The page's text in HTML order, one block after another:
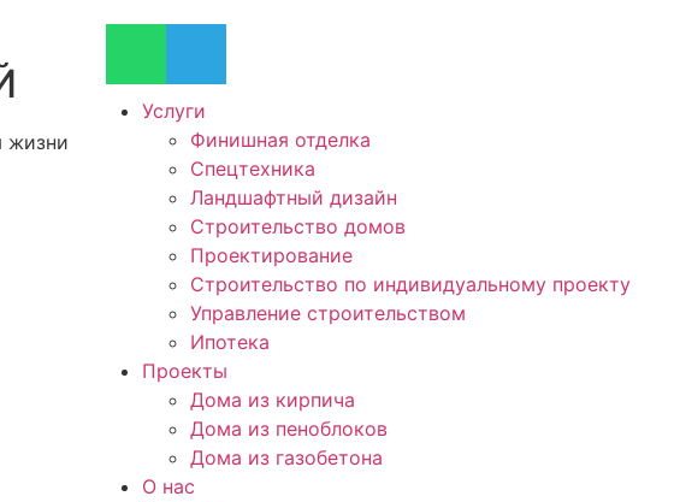
жизни
Услуги
Финишная отделка
Спецтехника
Ландшафтный дизайн
Строительство домов
Проектирование
Строительство по индивидуальному проекту
Управление строительством
Ипотека
Проекты
Дома из кирпича
Дома из пеноблоков
Дома из газобетона
О нас